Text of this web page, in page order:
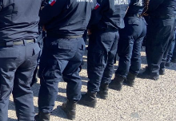
cierre de la temporada,
de seguridad para